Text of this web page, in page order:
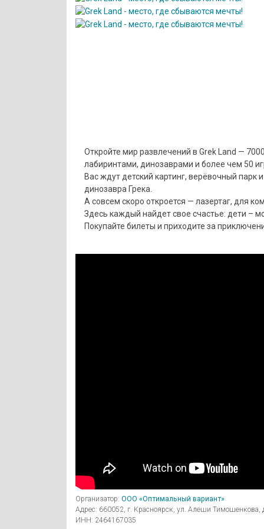
Откройте мир развлечений в Grek Land —
лабиринтами, динозаврами и более чем 50
Вас ждут детский картинг, верёвочный парк
динозавра Грека.
А совсем скоро откроется — лазертаг, для
Здесь каждый найдет свое счастье: дети –
Покупайте билеты и приходите за
Организатор: ООО «Оптимальный вариант»
Адрес: 660052, г. Красноярск, ул. Алеши Тимошенкова,
ИНН: 2464167035